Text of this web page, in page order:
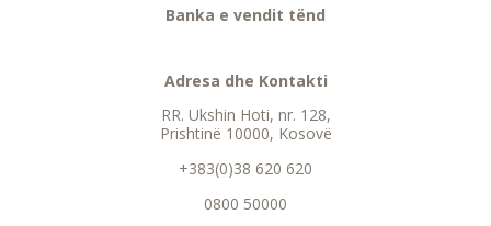
Banka e vendit tënd
Adresa dhe Kontakti
RR. Ukshin Hoti, nr. 128,
Prishtinë 10000, Kosovë
+383(0)38 620 620
0800 50000